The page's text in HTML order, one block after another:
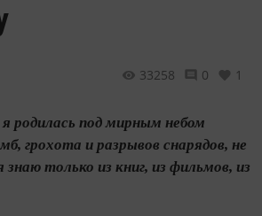
33258 0 1
родилась под мирным небом
грохота и разрывов снарядов, не
только из книг, из фильмов, из